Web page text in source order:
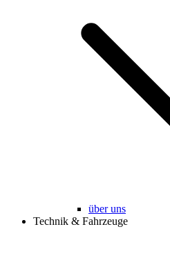
über uns
Technik & Fahrzeuge